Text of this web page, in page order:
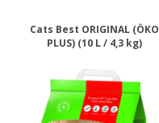
Cats Best ORIGINAL (ÖKO
PLUS) (10 L / 4,3 kg)